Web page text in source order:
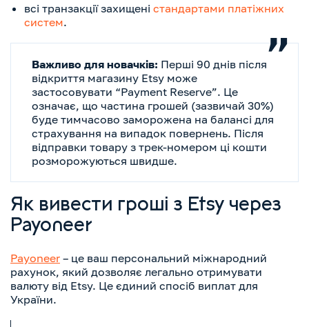
всі транзакції захищені стандартами платіжних
систем.
Важливо для новачків: Перші 90 днів після
відкриття магазину Etsy може
застосовувати “Payment Reserve”. Це
означає, що частина грошей (зазвичай 30%)
буде тимчасово заморожена на балансі для
страхування на випадок повернень. Після
відправки товару з трек-номером ці кошти
розморожуються швидше.
Як вивести гроші з Etsy через
Payoneer
Payoneer – це ваш персональний міжнародний
рахунок, який дозволяє легально отримувати
валюту від Etsy. Це єдиний спосіб виплат для
України.